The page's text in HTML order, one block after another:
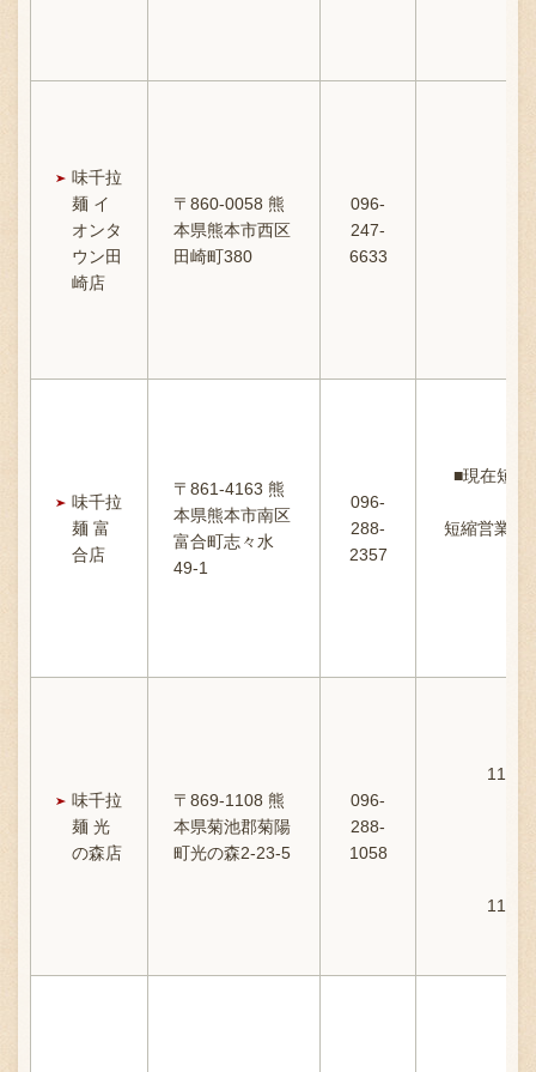
味千拉
麺 イ
オンタ
ウン田
崎店
〒860-0058 熊
本県熊本市西区
田崎町380
096-
247-
6633
味千拉
麺 富
合店
〒861-4163 熊
本県熊本市南区
富合町志々水
49-1
096-
288-
2357
■現在短縮
短縮営業時
味千拉
麺 光
の森店
〒869-1108 熊
本県菊池郡菊陽
町光の森2-23-5
096-
288-
1058
11：
11：